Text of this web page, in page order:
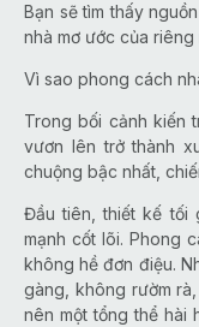
Bạn sẽ tìm thấy
nhà mơ ước của riêng
Vì sao phong cách
Trong bối cảnh kiến
vươn lên trở thành
chuộng bậc nhất,
Đầu tiên, thiết kế tối
mạnh cốt lõi. Phong
không hề đơn điệu.
gàng, không rườm
nên một tổng thể hài